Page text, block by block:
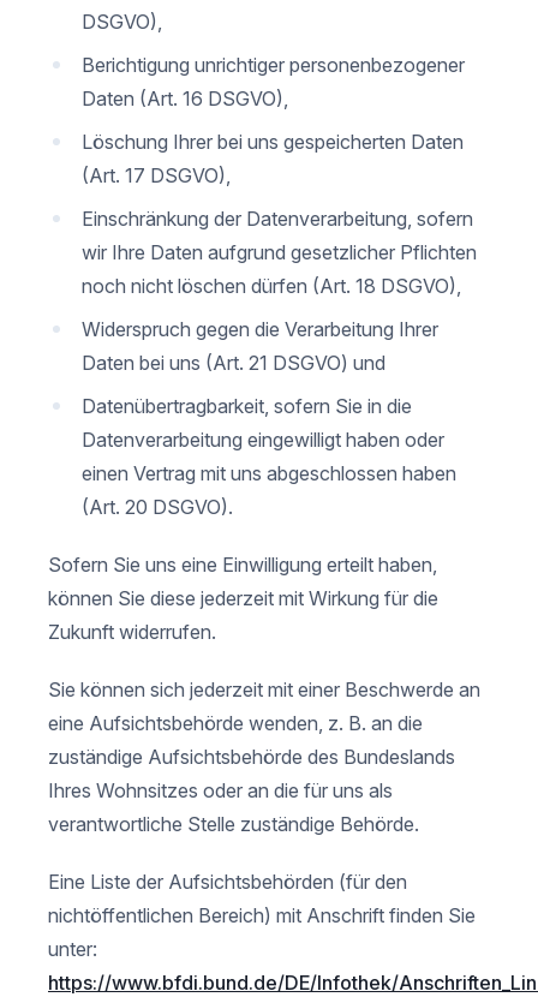
DSGVO),
Berichtigung unrichtiger personenbezogener
Daten (Art. 16 DSGVO),
Löschung Ihrer bei uns gespeicherten Daten
(Art. 17 DSGVO),
Einschränkung der Datenverarbeitung, sofern
wir Ihre Daten aufgrund gesetzlicher Pflichten
noch nicht löschen dürfen (Art. 18 DSGVO),
Widerspruch gegen die Verarbeitung Ihrer
Daten bei uns (Art. 21 DSGVO) und
Datenübertragbarkeit, sofern Sie in die
Datenverarbeitung eingewilligt haben oder
einen Vertrag mit uns abgeschlossen haben
(Art. 20 DSGVO).
Sofern Sie uns eine Einwilligung erteilt haben,
können Sie diese jederzeit mit Wirkung für die
Zukunft widerrufen.
Sie können sich jederzeit mit einer Beschwerde an
eine Aufsichtsbehörde wenden, z. B. an die
zuständige Aufsichtsbehörde des Bundeslands
Ihres Wohnsitzes oder an die für uns als
verantwortliche Stelle zuständige Behörde.
Eine Liste der Aufsichtsbehörden (für den
nichtöffentlichen Bereich) mit Anschrift finden Sie
unter:
https://www.bfdi.bund.de/DE/Infothek/